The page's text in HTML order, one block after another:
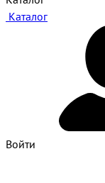
Каталог
Войти